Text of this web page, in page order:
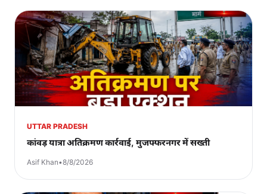
UTTAR PRADESH
कांवड़ यात्रा अतिक्रमण कार्रवाई, मुजफ्फरनगर में सख्ती
Asif Khan•8/8/2026